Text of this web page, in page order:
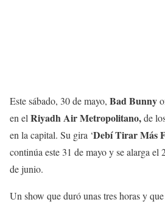
Este sábado, 30 de mayo, Bad Bunny
en elRiyadh Air Metropolitano,de
en la capital. Su gira ‘Debí Tirar Más
continúa este 31 de mayo y se alarga
de junio.
Un show que duró unas tres horas y